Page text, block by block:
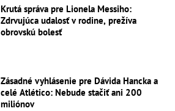
Krutá správa pre Lionela Messiho:
Zdrvujúca udalosť v rodine, prežíva
obrovskú bolesť
Zásadné vyhlásenie pre Dávida Hancka a
celé Atlético: Nebude stačiť ani 200
miliónov